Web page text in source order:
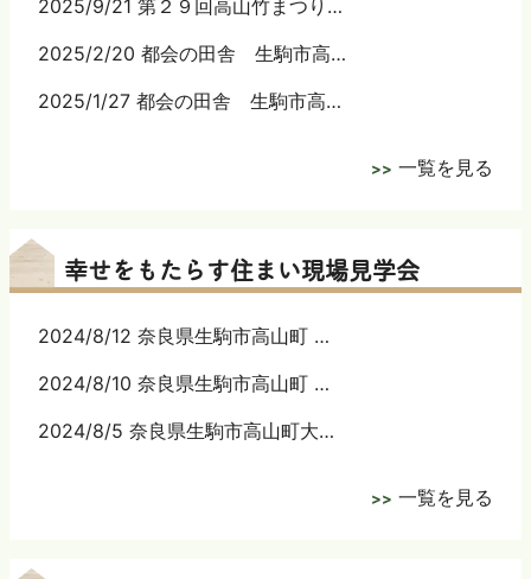
2025/9/21 第２９回高山竹まつり…
2025/2/20 都会の田舎 生駒市高…
2025/1/27 都会の田舎 生駒市高…
一覧を見る
幸せをもたらす住まい現場見学会
2024/8/12 奈良県生駒市高山町 …
2024/8/10 奈良県生駒市高山町 …
2024/8/5 奈良県生駒市高山町大…
一覧を見る